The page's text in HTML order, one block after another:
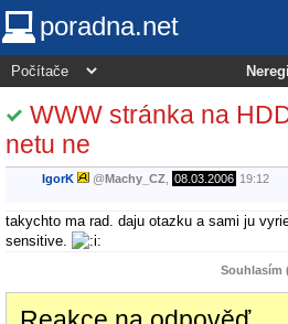
poradna.net
WWW stránka na
netu ne
IgorK @Machy_CZ 08.03.2006 19:12
takychto ma rad. daju otazku a sami ju
sensitive.
Souhlasím